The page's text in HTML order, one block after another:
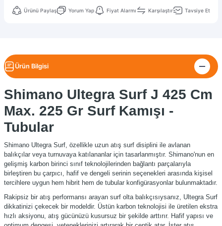
Ürünü Paylaş Yorum Yap Fiyat Alarmı Karşılaştır Tavsiye Et
Ürün Bilgisi
Shimano Ultegra Surf J 425 Cm
Max. 225 Gr Surf Kamışı -
Tubular
Shimano Ultegra Surf, özellikle uzun atış surf disiplini ile avlanan
balıkçılar veya turnuvaya katılananlar için tasarlanmıştır. Shimano'nun en
gelişmiş karbon birinci sınıf teknolojilerinden bağlantı parçalarıyla
birleştiren bu çarpıcı, hafif ve dengeli serinin seçenekleri arasında kişisel
tercihlere uygun hem hibrit hem de tubular konfigürasyonlar bulunmaktadır.
Rakipsiz bir atış performansı arayan surf olta balıkçısıysanız, Ultegra Surf
dikkatinizi çekecek bir modeldir. Üstün karbon teknolojisi ile üretilen ekstra
hızlı aksiyonu, atış gücünüzü kusursuz bir şekilde arttırır. Hafif yapısı ve